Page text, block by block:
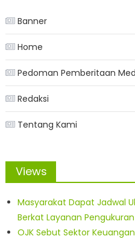
Banner
Home
Pedoman Pemberitaan
Redaksi
Tentang Kami
Views
Masyarakat Dapat Jadwal
Berkat Layanan
OJK Sebut Sektor